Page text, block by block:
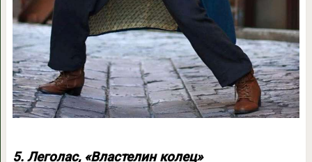
5. Леголас, «Властелин колец»